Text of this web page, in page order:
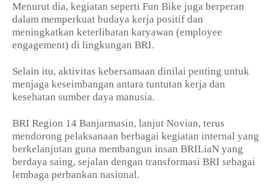
Menurut dia, kegiatan seperti Fun Bike juga berperan
dalam memperkuat budaya kerja positif dan
meningkatkan keterlibatan karyawan (employee
engagement) di lingkungan BRI.
Selain itu, aktivitas kebersamaan dinilai penting untuk
menjaga keseimbangan antara tuntutan kerja dan
kesehatan sumber daya manusia.
BRI Region 14 Banjarmasin, lanjut Novian, terus
mendorong pelaksanaan berbagai kegiatan internal yang
berkelanjutan guna membangun insan BRILiaN yang
berdaya saing, sejalan dengan transformasi BRI sebagai
lembaga perbankan nasional.